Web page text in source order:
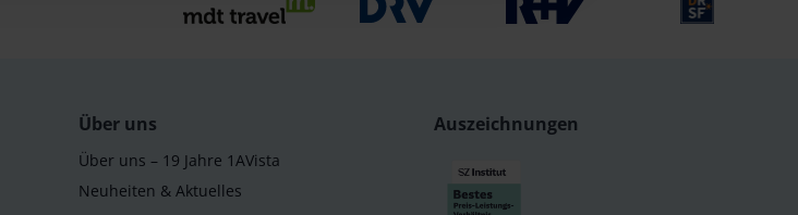
Über uns
Über uns – 19 Jahre 1AVista
Neuheiten & Aktuelles
Auszeichnungen